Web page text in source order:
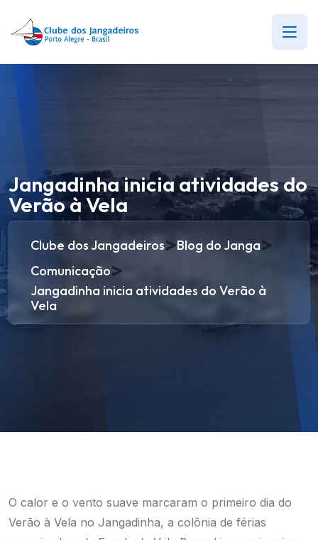
Jangadinha inicia atividades do
Verão à Vela
Clube dos Jangadeiros>Blog do Janga>
Comunicação>
Jangadinha inicia atividades do Verão à
Vela
O calor e o vento suave marcaram o primeiro dia do
Verão à Vela no Jangadinha, a colônia de férias